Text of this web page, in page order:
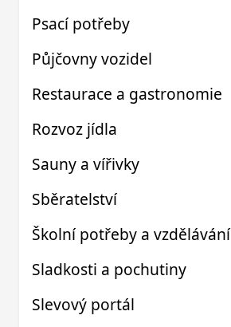
Psací potřeby
Půjčovny vozidel
Restaurace a gastronomie
Rozvoz jídla
Sauny a vířivky
Sběratelství
Školní potřeby a vzdělávání
Sladkosti a pochutiny
Slevový portál